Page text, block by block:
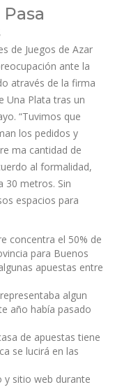
de Juegos de Azar
ante la
através de la firma
Una Plata tras un
“Tuvimos que
los pedidos y
ma cantidad de
al formalidad,
30 metros. Sin
espacios para
concentra el 50% de
para Buenos
apuestas entre
algun
año había pasado
de apuestas tiene
se lucirá en las
y sitio web durante